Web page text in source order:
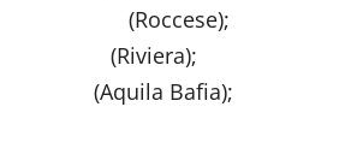
Currò (Roccese);
(Riviera);
Bafia);